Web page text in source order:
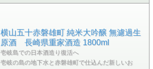
横山五十赤磐雄町 純米大吟醸 無濾過生
原酒 長崎県重家酒造 1800ml
壱岐島での日本酒造り復活へ
壱岐の島の地下水と赤磐雄町で仕込んだ新しいお